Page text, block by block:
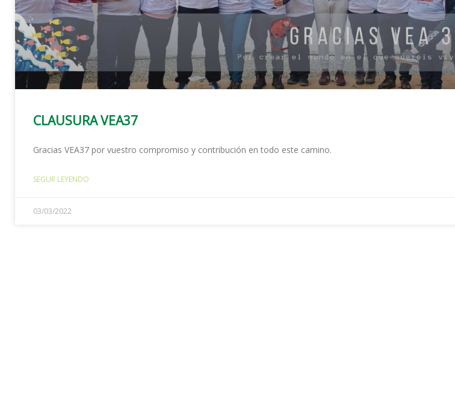
CLAUSURA VEA37
Gracias VEA37 por vuestro compromiso y contribución en todo este camino.
SEGUR LEYENDO
03/03/2022